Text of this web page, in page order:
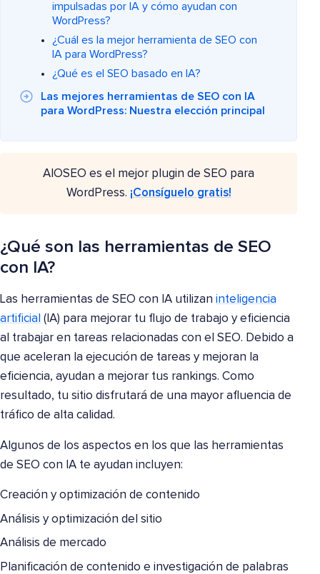
impulsadas por IA y cómo ayudan con
WordPress?
¿Cuál es la mejor herramienta de SEO con
IA para WordPress?
¿Qué es el SEO basado en IA?
Las mejores herramientas de SEO con IA
para WordPress: Nuestra elección principal
AIOSEO es el mejor plugin de SEO para
WordPress. ¡Consíguelo gratis!
¿Qué son las herramientas de SEO
con IA?
Las herramientas de SEO con IA utilizan inteligencia
artificial (IA) para mejorar tu flujo de trabajo y eficiencia
al trabajar en tareas relacionadas con el SEO. Debido a
que aceleran la ejecución de tareas y mejoran la
eficiencia, ayudan a mejorar tus rankings. Como
resultado, tu sitio disfrutará de una mayor afluencia de
tráfico de alta calidad.
Algunos de los aspectos en los que las herramientas
de SEO con IA te ayudan incluyen:
Creación y optimización de contenido
Análisis y optimización del sitio
Análisis de mercado
Planificación de contenido e investigación de palabras